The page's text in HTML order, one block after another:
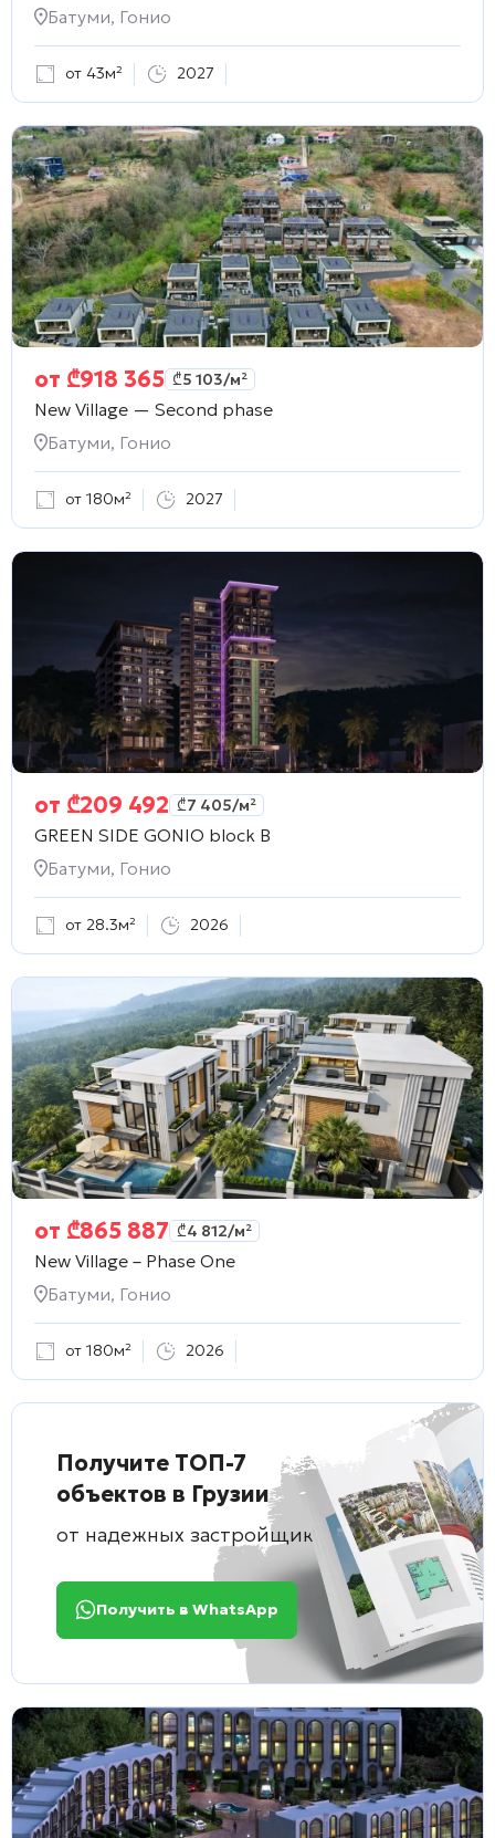
Батуми, Гонио
от 43м² 2027
от ₾918 365 ₾5 103/м²
New Village — Second phase
Батуми, Гонио
от 180м² 2027
от ₾209 492 ₾7 405/м²
GREEN SIDE GONIO block B
Батуми, Гонио
от 28.3м² 2026
от ₾865 887 ₾4 812/м²
New Village – Phase One
Батуми, Гонио
от 180м² 2026
Получите ТОП-7
объектов в Грузии
от надежных застройщиков
Получить в WhatsApp